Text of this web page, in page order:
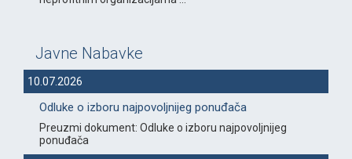
Javne Nabavke
10.07.2026
Odluke o izboru najpovoljnijeg ponuđača
Preuzmi dokument: Odluke o izboru najpovoljnijeg
ponuđača